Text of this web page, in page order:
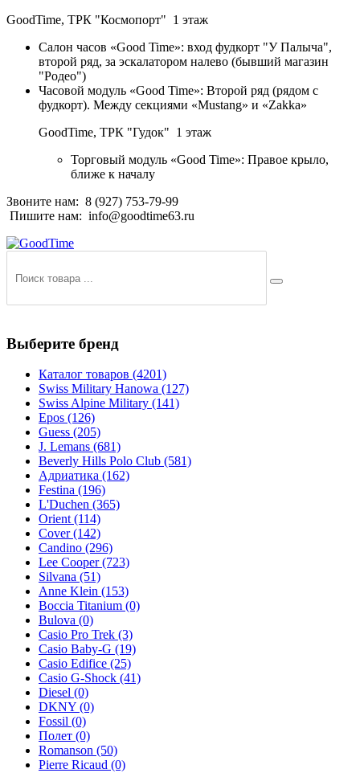
GoodTime, ТРК "Космопорт" 1 этаж
Салон часов «Good Time»: вход фудкорт "У Палыча",
второй ряд, за эскалатором налево (бывший магазин
"Родео")
Часовой модуль «Good Time»: Второй ряд (рядом с
фудкорт). Между секциями «Mustang» и «Zakka»
GoodTime, ТРК "Гудок" 1 этаж
Торговый модуль «Good Time»: Правое крыло,
ближе к началу
Звоните нам: 8 (927) 753-79-99
Пишите нам: info@goodtime63.ru
Выберите бренд
Каталог товаров (4201)
Swiss Military Hanowa (127)
Swiss Alpine Military (141)
Epos (126)
Guess (205)
J. Lemans (681)
Beverly Hills Polo Club (581)
Адриатика (162)
Festina (196)
L'Duchen (365)
Orient(114)
Cover(142)
Candino (296)
Lee Cooper(723)
Silvana (51)
Anne Klein (153)
Boccia Titanium (0)
Bulova (0)
Casio Pro Trek (3)
Casio Baby-G (19)
Casio Edifice (25)
Casio G-Shock (41)
Diesel (0)
DKNY (0)
Fossil (0)
Полет (0)
Romanson (50)
Pierre Ricaud (0)